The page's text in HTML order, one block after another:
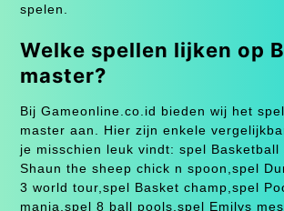
spelen.
Welke spellen lijken op
master?
Bij Gameonline.co.id bieden wij het
master aan. Hier zijn enkele
je misschien leuk vindt: spel Basketball
Shaun the sheep chick n spoon,spel
3 world tour,spel Basket champ,spel
mania,spel 8 ball pools,spel Emilys